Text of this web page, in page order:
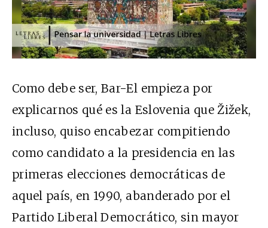
Como debe ser, Bar-El empieza por
explicarnos qué es la Eslovenia que Žižek,
incluso, quiso encabezar compitiendo
como candidato a la presidencia en las
primeras elecciones democráticas de
aquel país, en 1990, abanderado por el
Partido Liberal Democrático, sin mayor